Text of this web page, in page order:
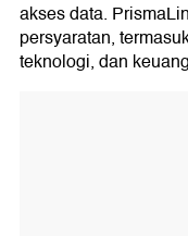
akses data.
persyaratan,
teknologi, dan